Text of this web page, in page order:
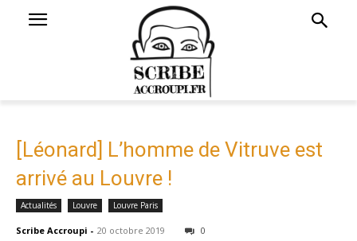
[Léonard] L’homme de Vitruve est
arrivé au Louvre !
Actualités Louvre Louvre Paris
Scribe Accroupi - 20 octobre 2019 0